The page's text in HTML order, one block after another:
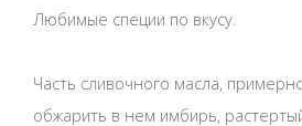
Любимые специи по вкусу.
Часть сливочного масла,
обжарить в нем имбирь,